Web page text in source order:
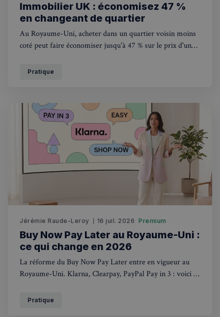
Recherche
Rechercher dans Français à Londres - Magazine
Immobilier UK : économisez 47 %
en changeant de quartier
Au Royaume-Uni, acheter dans un quartier voisin moins
coté peut faire économiser jusqu'à 47 % sur le prix d'un
Pratique
Jérémie Raude-Leroy 16 juil. 2026 Premium
Buy Now Pay Later au Royaume-Uni :
ce qui change en 2026
La réforme du Buy Now Pay Later entre en vigueur au
Royaume-Uni. Klarna, Clearpay, PayPal Pay in 3 : voici ce
Pratique